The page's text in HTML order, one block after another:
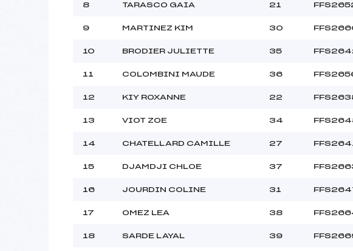
8 TARASCO GAIA 21
9 MARTINEZ KIM 30
10 BRODIER JULIETTE 35
11 COLOMBINI MAUDE 36
12 KIY ROXANNE 22
13 VIOT ZOE 34
14 CHATELLARD CAMILLE 27
15 DJAMDJI CHLOE 37
16 JOURDIN COLINE 31
17 OMEZ LEA 38
18 SARDE LAYAL 39